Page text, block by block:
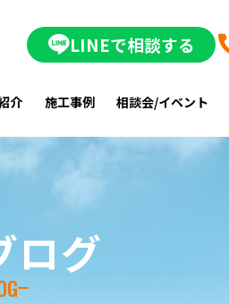
LINEで相談する
介 施工事例 相談会/イベント
ログ